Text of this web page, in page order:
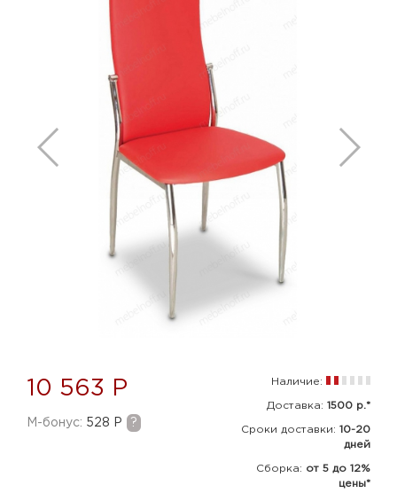
10 563 Р
M-бонус: 528 Р ?
Наличие:
Доставка: 1500 р.*
Сроки доставки: 10-20
дней
Сборка: от 5 до 12%
цены*